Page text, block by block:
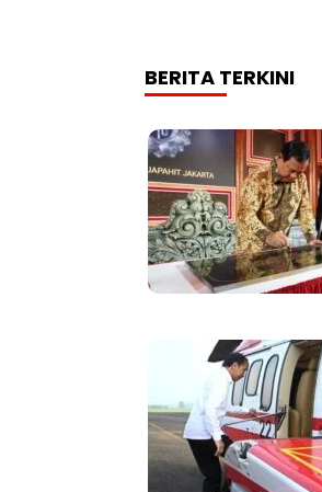
BERITA TERKINI